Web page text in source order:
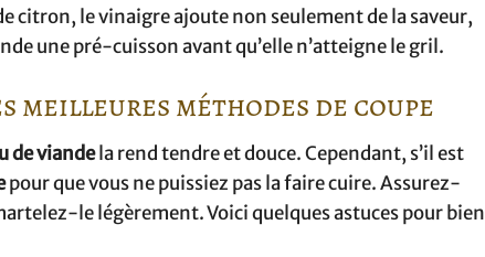
citron, le vinaigre ajoute non seulement de la saveur,
une pré-cuisson avant qu’elle n’atteigne le gril.
méthodes de coupe
de viandela rend tendre et douce. Cependant, s’il est
pour que vous ne puissiez pas la faire cuire. Assurez-
le légèrement. Voici quelques astuces pour bien